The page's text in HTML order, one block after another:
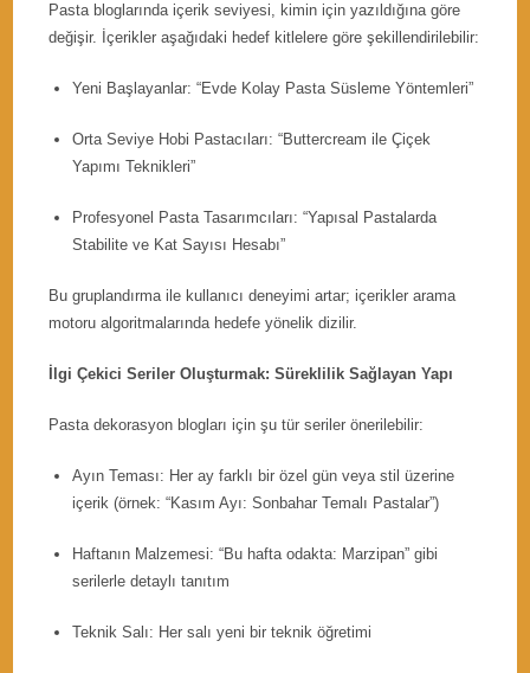
Pasta bloglarında içerik seviyesi, kimin için yazıldığına göre
değişir. İçerikler aşağıdaki hedef kitlelere göre şekillendirilebilir:
Yeni Başlayanlar: “Evde Kolay Pasta Süsleme Yöntemleri”
Orta Seviye Hobi Pastacıları: “Buttercream ile Çiçek
Yapımı Teknikleri”
Profesyonel Pasta Tasarımcıları: “Yapısal Pastalarda
Stabilite ve Kat Sayısı Hesabı”
Bu gruplandırma ile kullanıcı deneyimi artar; içerikler arama
motoru algoritmalarında hedefe yönelik dizilir.
İlgi Çekici Seriler Oluşturmak: Süreklilik Sağlayan Yapı
Pasta dekorasyon blogları için şu tür seriler önerilebilir:
Ayın Teması: Her ay farklı bir özel gün veya stil üzerine
içerik (örnek: “Kasım Ayı: Sonbahar Temalı Pastalar”)
Haftanın Malzemesi: “Bu hafta odakta: Marzipan” gibi
serilerle detaylı tanıtım
Teknik Salı: Her salı yeni bir teknik öğretimi